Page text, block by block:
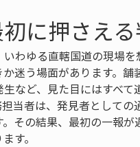
に押さえ
わゆる直轄国道の現場
迷う場面があります。
など、見た目にはすべ
当者は、発見者として
その結果、最初の一報
す。